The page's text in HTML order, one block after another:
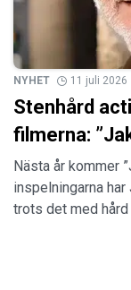
NYHET 11 juli 2026
Stenhård
filmerna:
Nästa år kommer
inspelningarna
trots det med hård